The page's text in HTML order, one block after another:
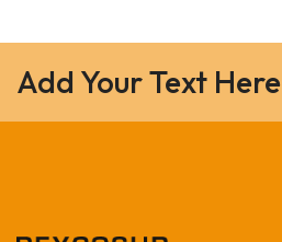
Add Your Text Here